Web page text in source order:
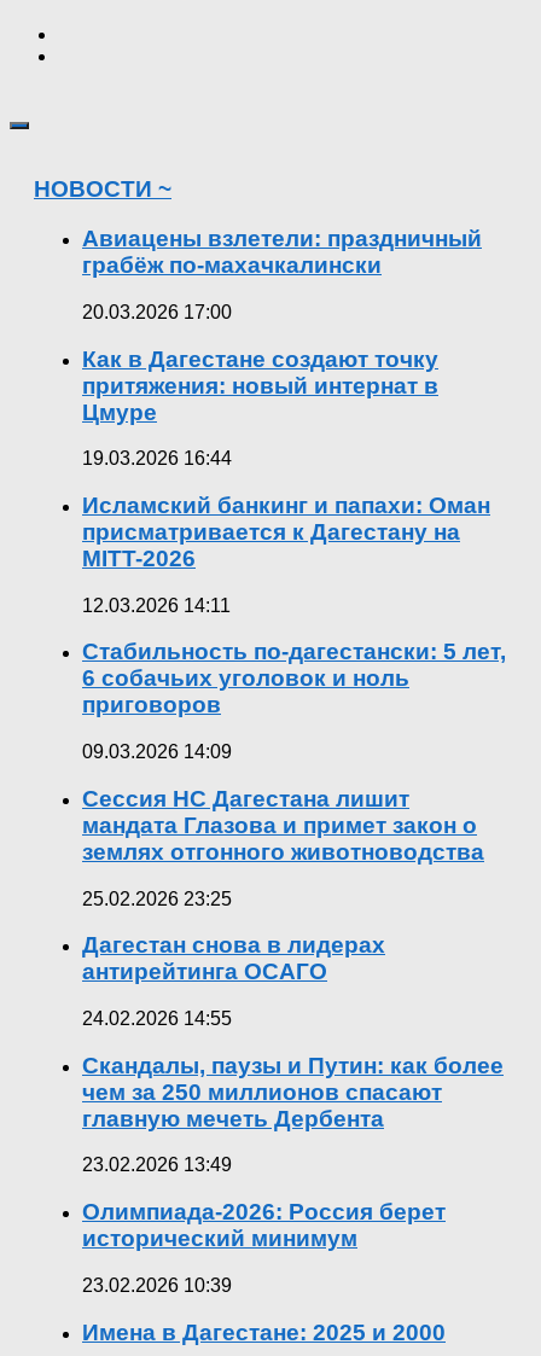
НОВОСТИ ~
Авиацены взлетели: праздничный
грабёж по-махачкалински
20.03.2026 17:00
Как в Дагестане создают точку
притяжения: новый интернат в
Цмуре
19.03.2026 16:44
Исламский банкинг и папахи: Оман
присматривается к Дагестану на
MITT-2026
12.03.2026 14:11
Стабильность по-дагестански: 5 лет,
6 собачьих уголовок и ноль
приговоров
09.03.2026 14:09
Сессия НС Дагестана лишит
мандата Глазова и примет закон о
землях отгонного животноводства
25.02.2026 23:25
Дагестан снова в лидерах
антирейтинга ОСАГО
24.02.2026 14:55
Скандалы, паузы и Путин: как более
чем за 250 миллионов спасают
главную мечеть Дербента
23.02.2026 13:49
Олимпиада-2026: Россия берет
исторический минимум
23.02.2026 10:39
Имена в Дагестане: 2025 и 2000